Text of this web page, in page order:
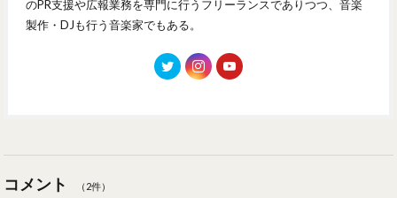
のPR支援や広報業務を専門に行うフリーランスでありつつ、音楽
製作・DJも行う音楽家でもある。
コメント （2件）